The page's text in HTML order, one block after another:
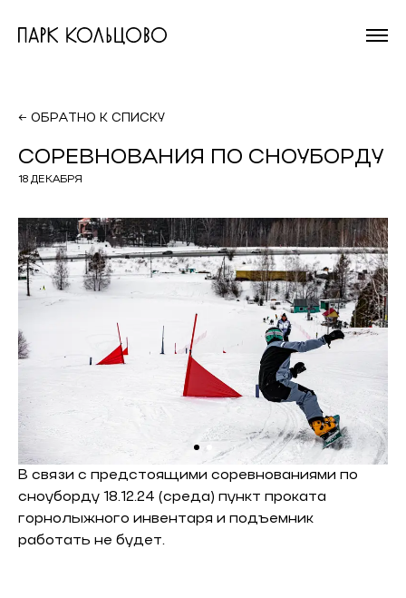
На главную
← ОБРАТНО К СПИСКУ
СОРЕВНОВАНИЯ ПО СНОУБОРДУ
18 ДЕКАБРЯ
В связи с предстоящими соревнованиями по
сноуборду 18.12.24 (среда) пункт проката
горнолыжного инвентаря и подъемник
работать не будет.